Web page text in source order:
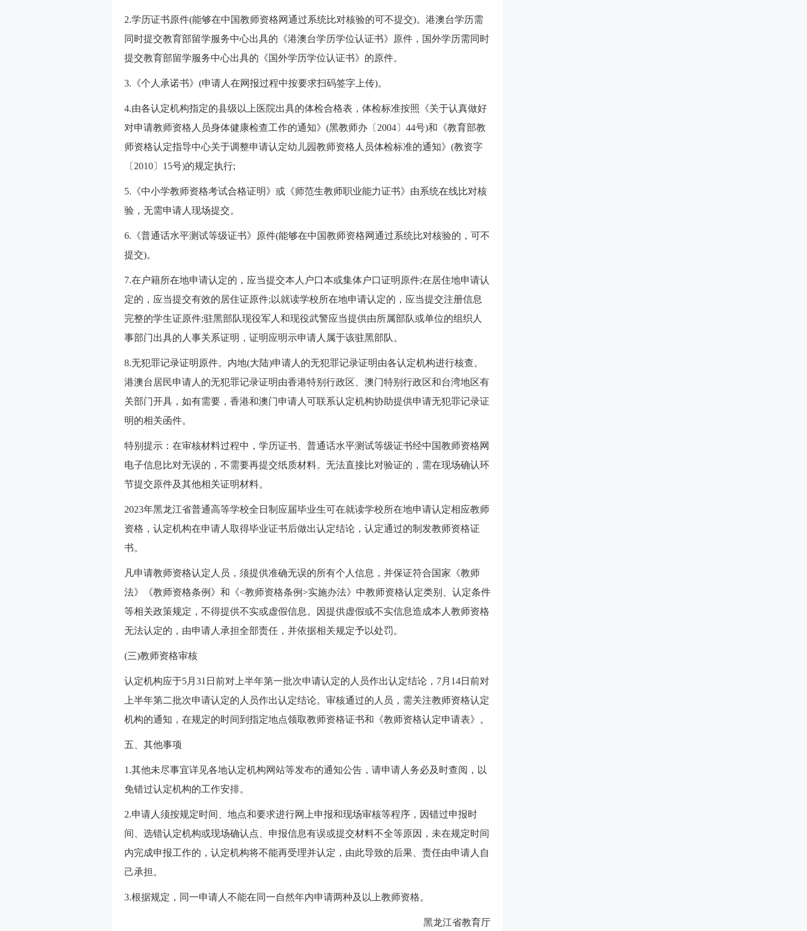
2.学历证书原件(能够在中国教师资格网通过系统比对核验的可不提交)。港澳台学历需
同时提交教育部留学服务中心出具的《港澳台学历学位认证书》原件，国外学历需同时
提交教育部留学服务中心出具的《国外学历学位认证书》的原件。
3.《个人承诺书》(申请人在网报过程中按要求扫码签字上传)。
4.由各认定机构指定的县级以上医院出具的体检合格表，体检标准按照《关于认真做好
对申请教师资格人员身体健康检查工作的通知》(黑教师办〔2004〕44号)和《教育部教
师资格认定指导中心关于调整申请认定幼儿园教师资格人员体检标准的通知》(教资字
〔2010〕15号)的规定执行;
5.《中小学教师资格考试合格证明》或《师范生教师职业能力证书》由系统在线比对核
验，无需申请人现场提交。
6.《普通话水平测试等级证书》原件(能够在中国教师资格网通过系统比对核验的，可不
提交)。
7.在户籍所在地申请认定的，应当提交本人户口本或集体户口证明原件;在居住地申请认
定的，应当提交有效的居住证原件;以就读学校所在地申请认定的，应当提交注册信息
完整的学生证原件;驻黑部队现役军人和现役武警应当提供由所属部队或单位的组织人
事部门出具的人事关系证明，证明应明示申请人属于该驻黑部队。
8.无犯罪记录证明原件。内地(大陆)申请人的无犯罪记录证明由各认定机构进行核查。
港澳台居民申请人的无犯罪记录证明由香港特别行政区、澳门特别行政区和台湾地区有
关部门开具，如有需要，香港和澳门申请人可联系认定机构协助提供申请无犯罪记录证
明的相关函件。
特别提示：在审核材料过程中，学历证书、普通话水平测试等级证书经中国教师资格网
电子信息比对无误的，不需要再提交纸质材料。无法直接比对验证的，需在现场确认环
节提交原件及其他相关证明材料。
2023年黑龙江省普通高等学校全日制应届毕业生可在就读学校所在地申请认定相应教师
资格，认定机构在申请人取得毕业证书后做出认定结论，认定通过的制发教师资格证
书。
凡申请教师资格认定人员，须提供准确无误的所有个人信息，并保证符合国家《教师
法》《教师资格条例》和《<教师资格条例>实施办法》中教师资格认定类别、认定条件
等相关政策规定，不得提供不实或虚假信息。因提供虚假或不实信息造成本人教师资格
无法认定的，由申请人承担全部责任，并依据相关规定予以处罚。
(三)教师资格审核
认定机构应于5月31日前对上半年第一批次申请认定的人员作出认定结论，7月14日前对
上半年第二批次申请认定的人员作出认定结论。审核通过的人员，需关注教师资格认定
机构的通知，在规定的时间到指定地点领取教师资格证书和《教师资格认定申请表》。
五、其他事项
1.其他未尽事宜详见各地认定机构网站等发布的通知公告，请申请人务必及时查阅，以
免错过认定机构的工作安排。
2.申请人须按规定时间、地点和要求进行网上申报和现场审核等程序，因错过申报时
间、选错认定机构或现场确认点、申报信息有误或提交材料不全等原因，未在规定时间
内完成申报工作的，认定机构将不能再受理并认定，由此导致的后果、责任由申请人自
己承担。
3.根据规定，同一申请人不能在同一自然年内申请两种及以上教师资格。
黑龙江省教育厅